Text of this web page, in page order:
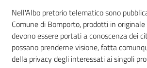
su
Nell'Albo pretorio telematico sono
Comune di Bomporto, prodotti in
devono essere portati a conoscenza dei
possano prenderne visione, fatta
della privacy degli interessati ai singoli